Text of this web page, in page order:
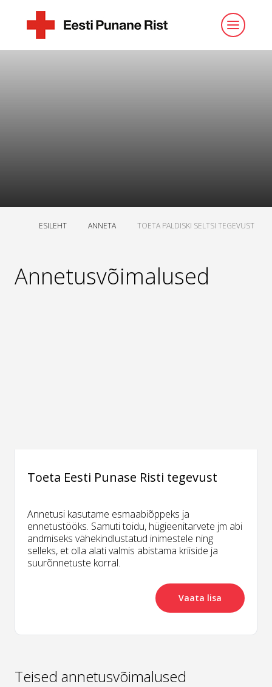
ESILEHT ANNETA TOETA PALDISKI SELTSI TEGEVUST
Annetusvõimalused
Toeta Eesti Punase Risti tegevust
Annetusi kasutame esmaabiõppeks ja
ennetustööks. Samuti toidu, hügieenitarvete jm abi
andmiseks vähekindlustatud inimestele ning
selleks, et olla alati valmis abistama kriiside ja
suurõnnetuste korral.
Vaata lisa
Teised annetusvõimalused